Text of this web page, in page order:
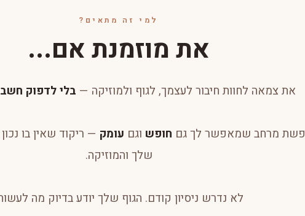
למי זה מתאים?
את מוזמנת אם...
את צמאה לחוות חיבור לעצמך, לגוף ולמוזיקה — בלי לדפוק
מרחב שמאפשר לך גם חופש וגם עומק — ריקוד שאין בו
שלך והמוזיקה.
לא נדרש ניסיון קודם. הגוף שלך יודע בדיוק מה